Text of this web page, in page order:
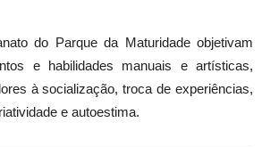
do Parque da Maturidade objetivam
e habilidades manuais e artísticas,
à socialização, troca de experiências,
e autoestima.